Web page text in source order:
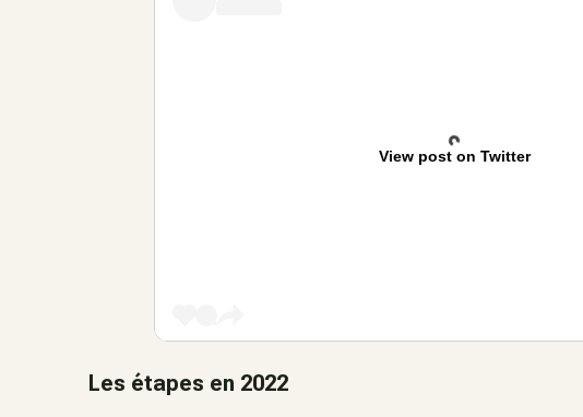
View post on Twitter
Les étapes en 2022